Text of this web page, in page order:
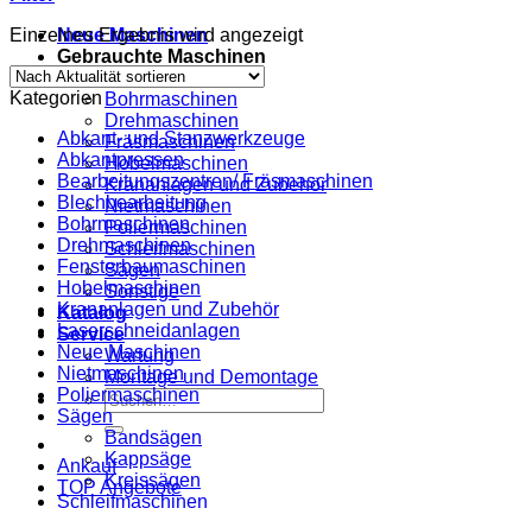
Neue Maschinen
Gebrauchte Maschinen
Abkantpressen
Bohrmaschinen
Drehmaschinen
Fräsmaschinen
Hobelmaschinen
Krananlagen und Zubehör
Nietmaschinen
Poliermaschinen
Schleifmaschinen
Sägen
Sonstige
Katalog
Service
Wartung
Montage und Demontage
Suche
nach:
Ankauf
TOP Angebote
Einzelnes Ergebnis wird angezeigt
Kategorien
Abkant- und Stanzwerkzeuge
Abkantpressen
Bearbeitungszentren/ Fräsmaschinen
Blechbearbeitung
Bohrmaschinen
Drehmaschinen
Fensterbaumaschinen
Hobelmaschinen
Krananlagen und Zubehör
Laserschneidanlagen
Neue Maschinen
Nietmaschinen
Poliermaschinen
Sägen
Bandsägen
Kappsäge
Kreissägen
Schleifmaschinen